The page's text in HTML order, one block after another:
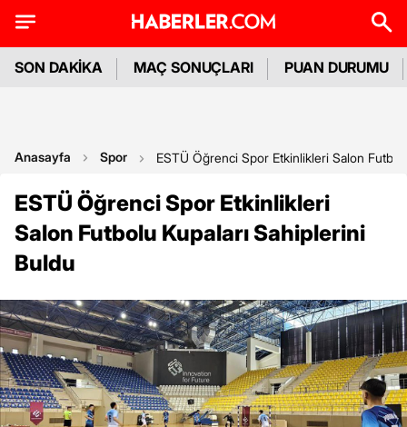
SON DAKİKA MAÇ SONUÇLARI PUAN DURUMU
Anasayfa Spor ESTÜ Öğrenci Spor Etkinlikleri Salon
ESTÜ Öğrenci Spor Etkinlikleri
Salon Futbolu Kupaları Sahiplerini
Buldu